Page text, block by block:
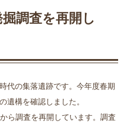
調査を再開し
代の集落遺跡です。今年度春期
遺構を確認しました。
ら調査を再開しています。調査